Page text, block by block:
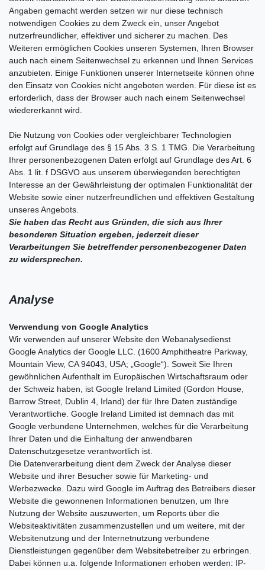
Angaben gemacht werden setzen wir nur diese technisch
notwendigen Cookies zu dem Zweck ein, unser Angebot
nutzerfreundlicher, effektiver und sicherer zu machen. Des
Weiteren ermöglichen Cookies unseren Systemen, Ihren Browser
auch nach einem Seitenwechsel zu erkennen und Ihnen Services
anzubieten. Einige Funktionen unserer Internetseite können ohne
den Einsatz von Cookies nicht angeboten werden. Für diese ist es
erforderlich, dass der Browser auch nach einem Seitenwechsel
wiedererkannt wird.
Die Nutzung von Cookies oder vergleichbarer Technologien
erfolgt auf Grundlage des § 15 Abs. 3 S. 1 TMG. Die Verarbeitung
Ihrer personenbezogenen Daten erfolgt auf Grundlage des Art. 6
Abs. 1 lit. f DSGVO aus unserem überwiegenden berechtigten
Interesse an der Gewährleistung der optimalen Funktionalität der
Website sowie einer nutzerfreundlichen und effektiven Gestaltung
unseres Angebots.
Sie haben das Recht aus Gründen, die sich aus Ihrer
besonderen Situation ergeben, jederzeit dieser
Verarbeitungen Sie betreffender personenbezogener Daten
zu widersprechen.
Analyse
Verwendung von Google Analytics
Wir verwenden auf unserer Website den Webanalysedienst
Google Analytics der Google LLC. (1600 Amphitheatre Parkway,
Mountain View, CA 94043, USA; „Google“). Soweit Sie Ihren
gewöhnlichen Aufenthalt im Europäischen Wirtschaftsraum oder
der Schweiz haben, ist Google Ireland Limited (Gordon House,
Barrow Street, Dublin 4, Irland) der für Ihre Daten zuständige
Verantwortliche. Google Ireland Limited ist demnach das mit
Google verbundene Unternehmen, welches für die Verarbeitung
Ihrer Daten und die Einhaltung der anwendbaren
Datenschutzgesetze verantwortlich ist.
Die Datenverarbeitung dient dem Zweck der Analyse dieser
Website und ihrer Besucher sowie für Marketing- und
Werbezwecke. Dazu wird Google im Auftrag des Betreibers dieser
Website die gewonnenen Informationen benutzen, um Ihre
Nutzung der Website auszuwerten, um Reports über die
Websiteaktivitäten zusammenzustellen und um weitere, mit der
Websitenutzung und der Internetnutzung verbundene
Dienstleistungen gegenüber dem Websitebetreiber zu erbringen.
Dabei können u.a. folgende Informationen erhoben werden: IP-